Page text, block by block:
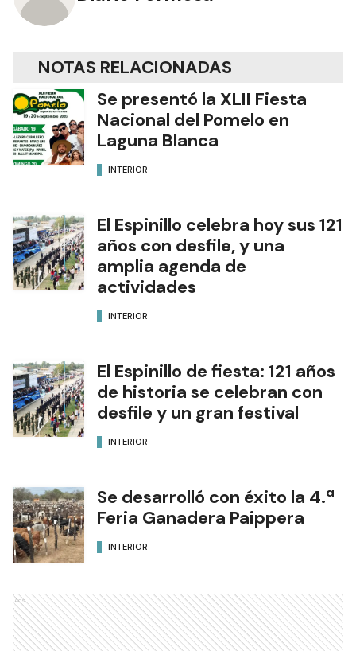
NOTAS RELACIONADAS
Se presentó la XLII Fiesta
Nacional del Pomelo en
Laguna Blanca
INTERIOR
El Espinillo celebra hoy sus 121
años con desfile, y una
amplia agenda de
actividades
INTERIOR
El Espinillo de fiesta: 121 años
de historia se celebran con
desfile y un gran festival
INTERIOR
Se desarrolló con éxito la 4.ª
Feria Ganadera Paippera
INTERIOR
Ads